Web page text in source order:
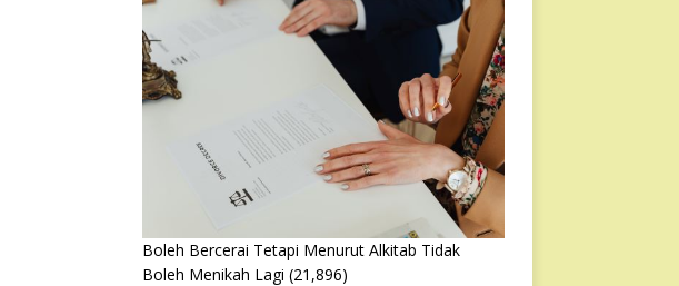
Boleh Bercerai Tetapi Menurut Alkitab Tidak
Boleh Menikah Lagi (21,896)